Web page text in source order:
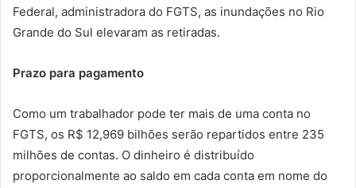
Federal, administradora do FGTS, as inundações no Rio
Grande do Sul elevaram as retiradas.
Prazo para pagamento
Como um trabalhador pode ter mais de uma conta no
FGTS, os R$ 12,969 bilhões serão repartidos entre 235
milhões de contas. O dinheiro é distribuído
proporcionalmente ao saldo em cada conta em nome do